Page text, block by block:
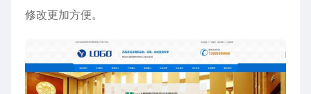
修改更加方便。